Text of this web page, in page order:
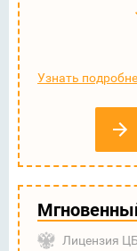
Узнать
Лицензия